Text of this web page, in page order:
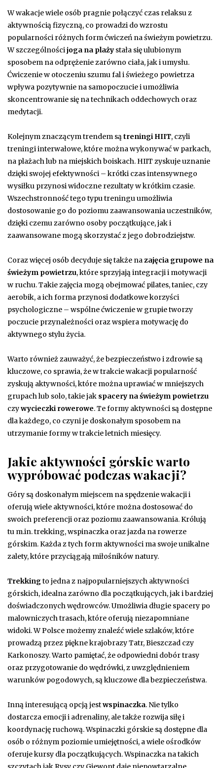
W wakacje wiele osób pragnie połączyć czas relaksu z
aktywnością fizyczną, co prowadzi do wzrostu
popularności różnych form ćwiczeń na świeżym powietrzu.
W szczególnościjoga na plaży stała się ulubionym
sposobem na odprężenie zarówno ciała, jak i umysłu.
Ćwiczenie w otoczeniu szumu fal i świeżego powietrza
wpływa pozytywnie na samopoczucie i umożliwia
skoncentrowanie się na technikach oddechowych oraz
medytacji.
Kolejnym znaczącym trendem sątreningi HIIT, czyli
treningi interwałowe, które można wykonywać w parkach,
na plażach lub na miejskich boiskach. HIIT zyskuje uznanie
dzięki swojej efektywności – krótki czas intensywnego
wysiłku przynosi widoczne rezultaty w krótkim czasie.
Wszechstronność tego typu treningu umożliwia
dostosowanie go do poziomu zaawansowania uczestników,
dzięki czemu zarówno osoby początkujące, jak i
zaawansowane mogą skorzystać z jego dobrodziejstw.
Coraz więcej osób decyduje się także nazajęcia grupowe na
świeżym powietrzu, które sprzyjają integracji i motywacji
w ruchu. Takie zajęcia mogą obejmować pilates, taniec, czy
aerobik, a ich forma przynosi dodatkowe korzyści
psychologiczne – wspólne ćwiczenie w grupie tworzy
poczucie przynależności oraz wspiera motywację do
aktywnego stylu życia.
Warto również zauważyć, że bezpieczeństwo i zdrowie są
kluczowe, co sprawia, że w trakcie wakacji popularność
zyskują aktywności, które można uprawiać w mniejszych
grupach lub solo, takie jak spacery na świeżym powietrzu
czywycieczki rowerowe. Te formy aktywności są dostępne
dla każdego, co czyni je doskonałym sposobem na
utrzymanie formy w trakcie letnich miesięcy.
Jakie aktywności górskie warto
wypróbować podczas wakacji?
Góry są doskonałym miejscem na spędzenie wakacji i
oferują wiele aktywności, które można dostosować do
swoich preferencji oraz poziomu zaawansowania. Królują
tu m.in. trekking, wspinaczka oraz jazda na rowerze
górskim. Każda z tych form aktywności ma swoje unikalne
zalety, które przyciągają miłośników natury.
Trekkingto jedna z najpopularniejszych aktywności
górskich, idealna zarówno dla początkujących, jak i bardziej
doświadczonych wędrowców. Umożliwia długie spacery po
malowniczych trasach, które oferują niezapomniane
widoki. W Polsce możemy znaleźć wiele szlaków, które
prowadzą przez piękne krajobrazy Tatr, Bieszczad czy
Karkonoszy. Warto pamiętać, że odpowiedni dobór trasy
oraz przygotowanie do wędrówki, z uwzględnieniem
warunków pogodowych, są kluczowe dla bezpieczeństwa.
Inną interesującą opcją jestwspinaczka. Nie tylko
dostarcza emocji i adrenaliny, ale także rozwija siłę i
koordynację ruchową. Wspinaczki górskie są dostępne dla
osób o różnym poziomie umiejętności, a wiele ośrodków
oferuje kursy dla początkujących. Wspinaczka na takich